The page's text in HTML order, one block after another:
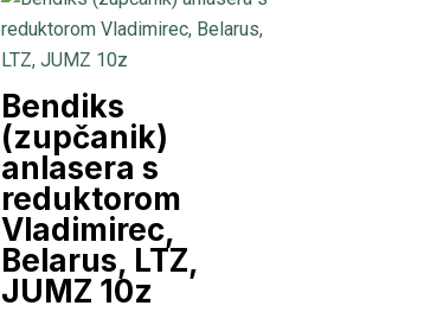
Bendiks
(zupčanik)
anlasera s
reduktorom
Vladimirec,
Belarus, LTZ,
JUMZ 10z